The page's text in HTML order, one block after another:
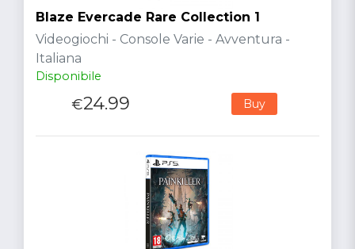
Blaze Evercade Rare Collection 1
Videogiochi - Console Varie - Avventura -
Italiana
Disponibile
€24.99 Buy